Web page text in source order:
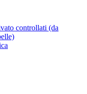
controllati (da